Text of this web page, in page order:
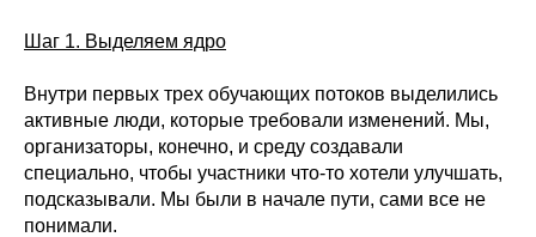
Шаг 1. Выделяем ядро
Внутри первых трех обучающих потоков выделились
активные люди, которые требовали изменений. Мы,
организаторы, конечно, и среду создавали
специально, чтобы участники что-то хотели улучшать,
подсказывали. Мы были в начале пути, сами все не
понимали.